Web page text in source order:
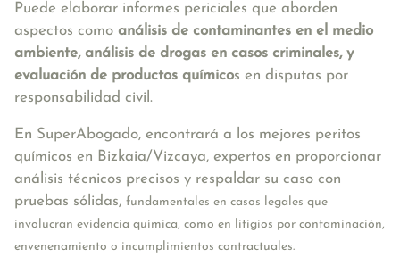
Puede elaborar informes periciales que aborden
aspectos como análisis de contaminantes en el medio
ambiente, análisis de drogas en casos criminales, y
evaluación de productos químicos en disputas por
responsabilidad civil.
En SuperAbogado, encontrará a los mejores peritos
químicos en Bizkaia/Vizcaya, expertos en proporcionar
análisis técnicos precisos y respaldar su caso con
pruebas sólidas, fundamentales en casos legales que
involucran evidencia química, como en litigios por contaminación,
envenenamiento o incumplimientos contractuales.